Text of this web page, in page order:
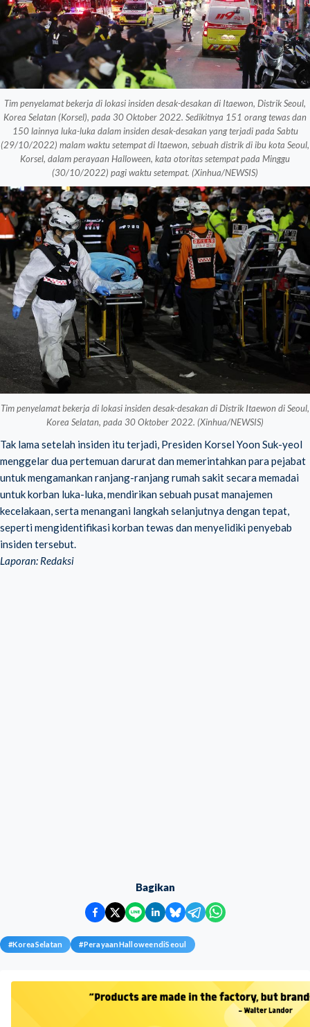
Tim penyelamat bekerja di lokasi insiden desak-desakan di Itaewon, Distrik Seoul,
Korea Selatan (Korsel), pada 30 Oktober 2022. Sedikitnya 151 orang tewas dan
150 lainnya luka-luka dalam insiden desak-desakan yang terjadi pada Sabtu
(29/10/2022) malam waktu setempat di Itaewon, sebuah distrik di ibu kota Seoul,
Korsel, dalam perayaan Halloween, kata otoritas setempat pada Minggu
(30/10/2022) pagi waktu setempat. (Xinhua/NEWSIS)
Tim penyelamat bekerja di lokasi insiden desak-desakan di Distrik Itaewon di Seoul,
Korea Selatan, pada 30 Oktober 2022. (Xinhua/NEWSIS)
Tak lama setelah insiden itu terjadi, Presiden Korsel Yoon Suk-yeol
menggelar dua pertemuan darurat dan memerintahkan para pejabat
untuk mengamankan ranjang-ranjang rumah sakit secara memadai
untuk korban luka-luka, mendirikan sebuah pusat manajemen
kecelakaan, serta menangani langkah selanjutnya dengan tepat,
seperti mengidentifikasi korban tewas dan menyelidiki penyebab
insiden tersebut.
Laporan: Redaksi
Bagikan
#KoreaSelatan #PerayaanHalloweendiSeoul